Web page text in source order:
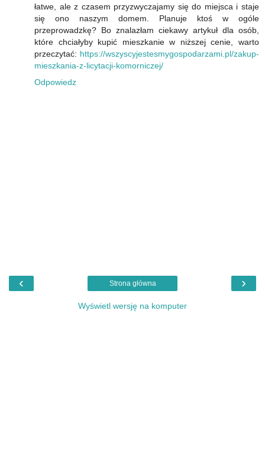
łatwe, ale z czasem przyzwyczajamy się do miejsca i staje
się ono naszym domem. Planuje ktoś w ogóle
przeprowadzkę? Bo znalazłam ciekawy artykuł dla osób,
które chciałyby kupić mieszkanie w niższej cenie, warto
przeczytać: https://wszyscyjestesmygospodarzami.pl/zakup-
mieszkania-z-licytacji-komorniczej/
Odpowiedz
‹ ›
Strona główna
Wyświetl wersję na komputer